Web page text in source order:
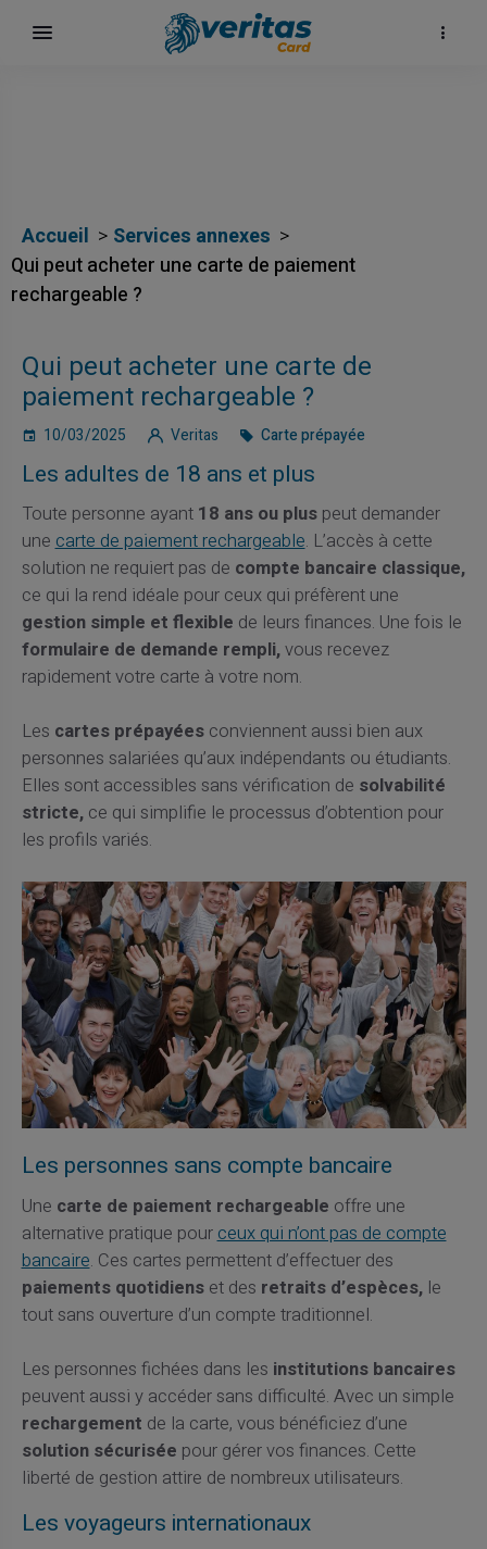
Accueil
Services annexes
Qui peut acheter une carte de paiement
rechargeable ?
Qui peut acheter une carte de
paiement rechargeable ?
10/03/2025 Veritas Carte prépayée
Les adultes de 18 ans et plus
Toute personne ayant 18 ans ou pluspeut demander
unecarte de paiement rechargeable. L’accès à cette
solution ne requiert pas de compte bancaire classique,
ce qui la rend idéale pour ceux qui préfèrent une
gestion simple et flexible de leurs finances. Une fois le
formulaire de demande rempli,vous recevez
rapidement votre carte à votre nom.
Les cartes prépayéesconviennent aussi bien aux
personnes salariées qu’aux indépendants ou étudiants.
Elles sont accessibles sans vérification de solvabilité
stricte,ce qui simplifie le processus d’obtention pour
les profils variés.
Les personnes sans compte bancaire
Une carte de paiement rechargeable offre une
alternative pratique pourceux qui n’ont pas de compte
bancaire. Ces cartes permettent d’effectuer des
paiements quotidienset des retraits d’espèces,le
tout sans ouverture d’un compte traditionnel.
Les personnes fichées dans les institutions bancaires
peuvent aussi y accéder sans difficulté. Avec un simple
rechargement de la carte, vous bénéficiez d’une
solution sécurisée pour gérer vos finances. Cette
liberté de gestion attire de nombreux utilisateurs.
Les voyageurs internationaux